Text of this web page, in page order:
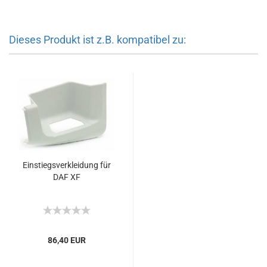
Dieses Produkt ist z.B. kompatibel zu:
Einstiegsverkleidung für
DAF XF
86,40 EUR